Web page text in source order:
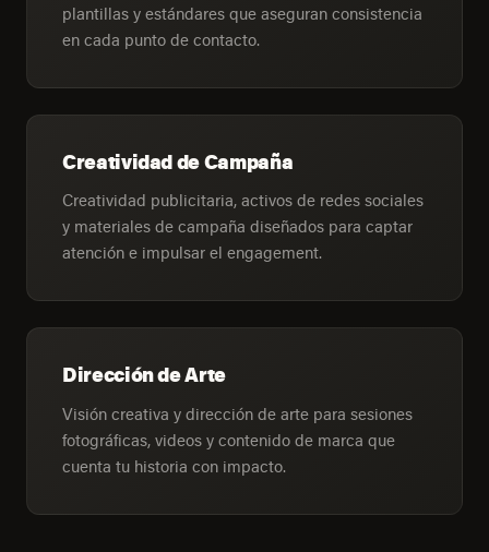
plantillas y estándares que aseguran consistencia
en cada punto de contacto.
Creatividad de Campaña
Creatividad publicitaria, activos de redes sociales
y materiales de campaña diseñados para captar
atención e impulsar el engagement.
Dirección de Arte
Visión creativa y dirección de arte para sesiones
fotográficas, videos y contenido de marca que
cuenta tu historia con impacto.